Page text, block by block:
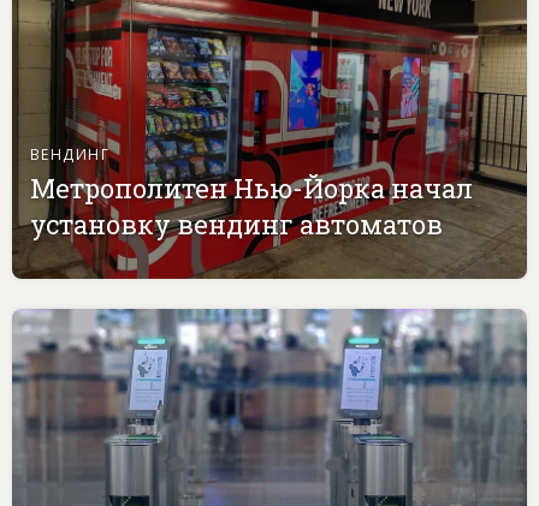
ВЕНДИНГ
Метрополитен Нью-Йорка начал
установку вендинг автоматов